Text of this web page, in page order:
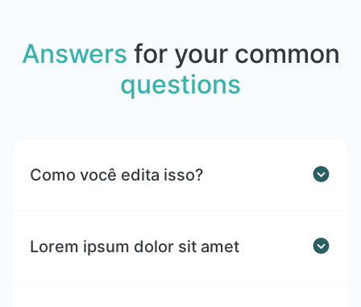
Answers for your common
questions
Como você edita isso?
Lorem ipsum dolor sit amet